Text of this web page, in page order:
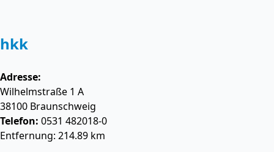
hkk
Adresse:
Wilhelmstraße 1 A
38100 Braunschweig
Telefon: 0531 482018-0
Entfernung: 214.89 km